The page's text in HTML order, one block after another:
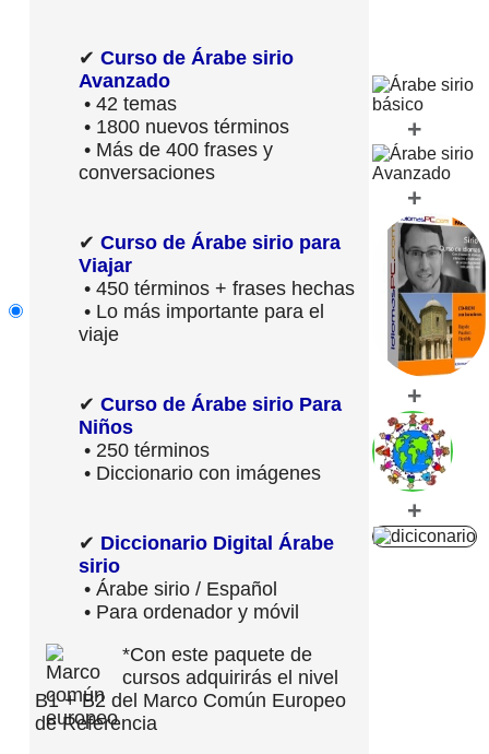
✔ Curso de Árabe sirio
Avanzado
• 42 temas
• 1800 nuevos términos
• Más de 400 frases y
conversaciones
✔ Curso de Árabe sirio para
Viajar
• 450 términos + frases hechas
• Lo más importante para el
viaje
✔ Curso de Árabe sirio Para
Niños
• 250 términos
• Diccionario con imágenes
✔ Diccionario Digital Árabe
sirio
• Árabe sirio / Español
• Para ordenador y móvil
*Con este paquete de
cursos adquirirás el nivel
B1 + B2 del Marco Común Europeo
de Referencia
+
+
+
+